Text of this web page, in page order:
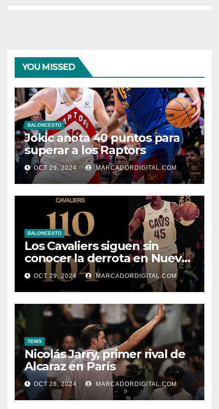
YOU MISSED
BALONCESTO
Jokic anota 40 puntos para
superar a los Raptors
OCT 29, 2024 MARCADORDIGITAL.COM
BALONCESTO
Los Cavaliers siguen sin
conocer la derrota en Nueva
York
OCT 29, 2024 MARCADORDIGITAL.COM
TENIS
Nicolás Jarry, primer rival de
Alcaraz en París
OCT 28, 2024 MARCADORDIGITAL.COM